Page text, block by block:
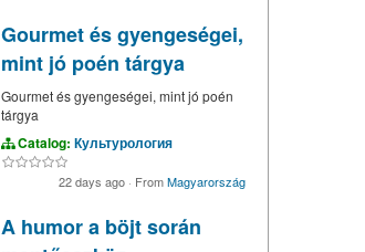
Gourmet és gyengeségei,
mint jó poén tárgya
Gourmet és gyengeségei, mint jó poén
tárgya
Catalog: Культурология
22 days ago · FromMagyarország
A humor a böjt során